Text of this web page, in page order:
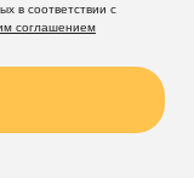
в соответствии с
соглашением